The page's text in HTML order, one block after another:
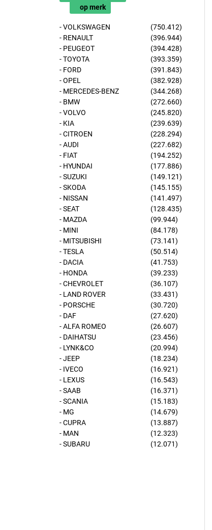
op merk
- VOLKSWAGEN
(750.412)
- RENAULT
(396.944)
- PEUGEOT
(394.428)
- TOYOTA
(393.359)
- FORD
(391.843)
- OPEL
(382.928)
- MERCEDES-BENZ
(344.268)
- BMW
(272.660)
- VOLVO
(245.820)
- KIA
(239.639)
- CITROEN
(228.294)
- AUDI
(227.682)
- FIAT
(194.252)
- HYUNDAI
(177.886)
- SUZUKI
(149.121)
- SKODA
(145.155)
- NISSAN
(141.497)
- SEAT
(128.435)
- MAZDA
(99.944)
- MINI
(84.178)
- MITSUBISHI
(73.141)
- TESLA
(50.514)
- DACIA
(41.753)
- HONDA
(39.233)
- CHEVROLET
(36.107)
- LAND ROVER
(33.431)
- PORSCHE
(30.720)
- DAF
(27.620)
- ALFA ROMEO
(26.607)
- DAIHATSU
(23.456)
- LYNK&CO
(20.994)
- JEEP
(18.234)
- IVECO
(16.921)
- LEXUS
(16.543)
- SAAB
(16.371)
- SCANIA
(15.183)
- MG
(14.679)
- CUPRA
(13.887)
- MAN
(12.323)
- SUBARU
(12.071)